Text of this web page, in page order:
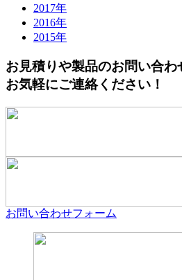
2017年
2016年
2015年
お見積りや製品のお問い合わ
お気軽にご連絡ください！
お問い合わせフォーム